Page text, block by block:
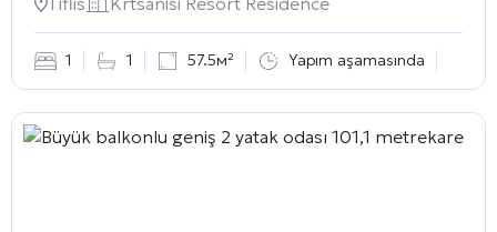
1 1 57.5м² Yapım aşamasında